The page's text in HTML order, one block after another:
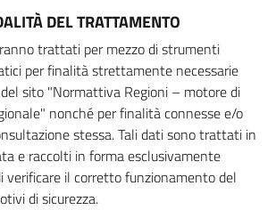
DEL TRATTAMENTO
trattati per mezzo di strumenti
per finalità strettamente necessarie
sito "Normattiva Regioni – motore di
nonché per finalità connesse e/o
stessa. Tali dati sono trattati in
e raccolti in forma esclusivamente
verificare il corretto funzionamento del
di sicurezza.